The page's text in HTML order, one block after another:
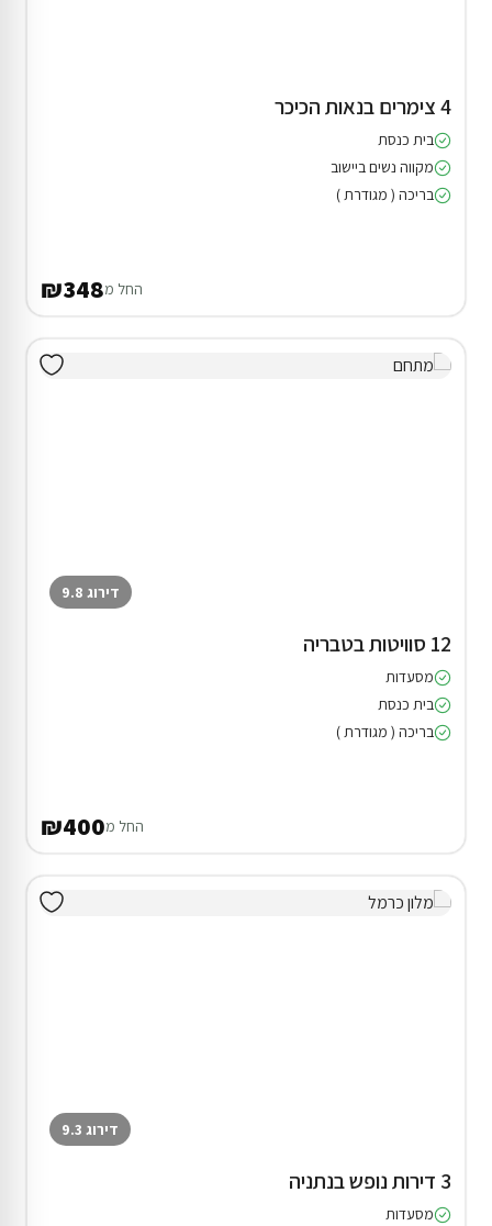
4 צימרים בנאות הכיכר
בית כנסת
מקווה נשים ביישוב
בריכה ( מגודרת )
החל מ₪348
דירוג 9.8
12 סוויטות בטבריה
מסעדות
בית כנסת
בריכה ( מגודרת )
החל מ₪400
דירוג 9.3
3 דירות נופש בנתניה
מסעדות